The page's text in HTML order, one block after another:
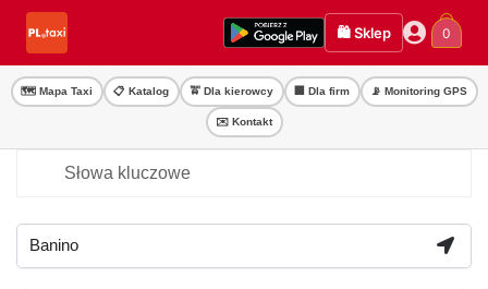
Przejdź
nawigacji
Przejdź
treści
🛍️ Sklep 0
🗺️ Mapa Taxi 📋 Katalog 🚖 Dla kierowcy 🏢 Dla firm 📡 Monitoring GPS
✉️ Kontakt